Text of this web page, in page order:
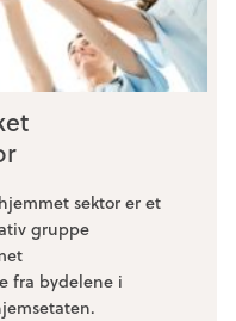
sektor er et
gruppe
fra bydelene i